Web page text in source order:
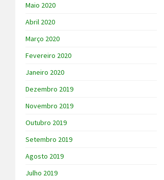
Maio 2020
Abril 2020
Março 2020
Fevereiro 2020
Janeiro 2020
Dezembro 2019
Novembro 2019
Outubro 2019
Setembro 2019
Agosto 2019
Julho 2019